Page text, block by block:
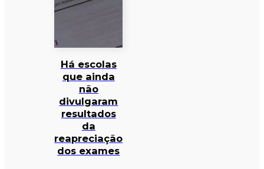
Há escolas
que ainda
não
divulgaram
resultados
da
reapreciação
dos exames